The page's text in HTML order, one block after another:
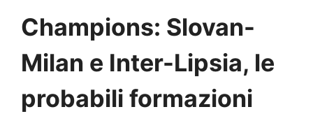
Champions: Slovan-
Milan e Inter-Lipsia, le
probabili formazioni